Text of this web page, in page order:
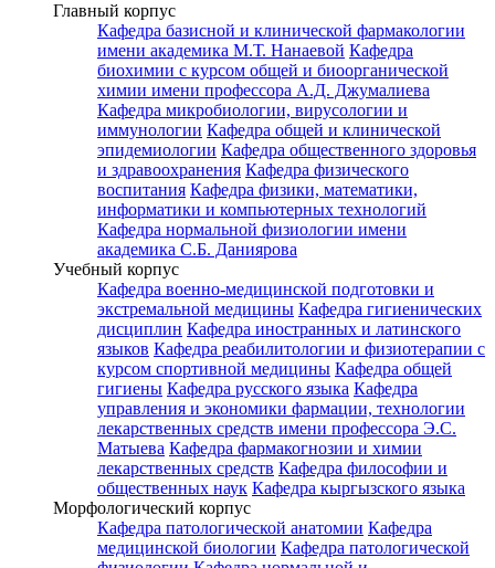
Главный корпус
Кафедра базисной и клинической фармакологии
имени академика М.Т. Нанаевой Кафедра
биохимии с курсом общей и биоорганической
химии имени профессора А.Д. Джумалиева
Кафедра микробиологии, вирусологии и
иммунологии Кафедра общей и клинической
эпидемиологии Кафедра общественного здоровья
и здравоохранения Кафедра физического
воспитания Кафедра физики, математики,
информатики и компьютерных технологий
Кафедра нормальной физиологии имени
академика С.Б. Даниярова
Учебный корпус
Кафедра военно-медицинской подготовки и
экстремальной медицины Кафедра гигиенических
дисциплин Кафедра иностранных и латинского
языков Кафедра реабилитологии и физиотерапии с
курсом спортивной медицины Кафедра общей
гигиены Кафедра русского языка Кафедра
управления и экономики фармации, технологии
лекарственных средств имени профессора Э.С.
Матыева Кафедра фармакогнозии и химии
лекарственных средств Кафедра философии и
общественных наук Кафедра кыргызского языка
Морфологический корпус
Кафедра патологической анатомии Кафедра
медицинской биологии Кафедра патологической